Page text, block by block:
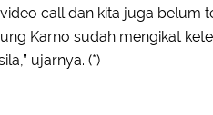
call dan kita juga belum
Karno sudah mengikat
ujarnya. (*)